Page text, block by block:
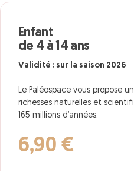
Enfant
de 4 à 14 ans
Validité : sur la saison 2026
Le Paléospace vous propose
richesses naturelles et
165 millions d’années.
6,90 €